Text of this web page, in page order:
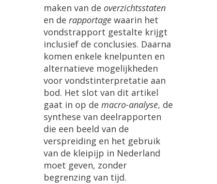
maken van de overzichtsstaten
en de rapportage waarin het
vondstrapport gestalte krijgt
inclusief de conclusies. Daarna
komen enkele knelpunten en
alternatieve mogelijkheden
voor vondstinterpretatie aan
bod. Het slot van dit artikel
gaat in op de macro-analyse, de
synthese van deelrapporten
die een beeld van de
verspreiding en het gebruik
van de kleipijp in Nederland
moet geven, zonder
begrenzing van tijd.